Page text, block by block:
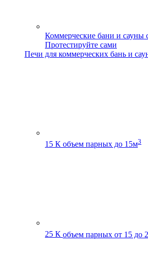
Коммерческие бани и
Протестируйте сами
Печи для коммерческих бань и
15 К объем парных до 15м3
25 К объем парных от 15 до